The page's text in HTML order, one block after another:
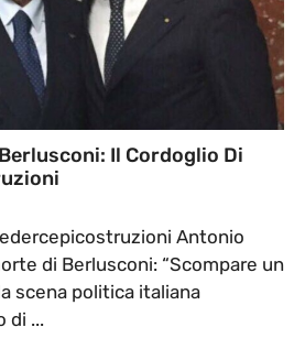
Il Cordoglio Di
Antonio
di Berlusconi: “Scompare un
scena politica italiana
di ...